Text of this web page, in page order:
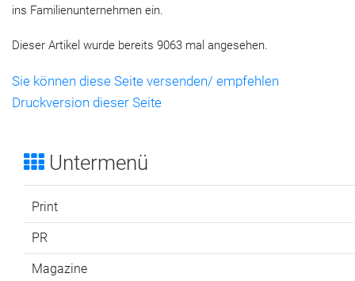
ins Familienunternehmen ein.
Dieser Artikel wurde bereits 9063 mal angesehen.
Sie können diese Seite versenden/ empfehlen
Druckversion dieser Seite
Untermenü
Print
PR
Magazine